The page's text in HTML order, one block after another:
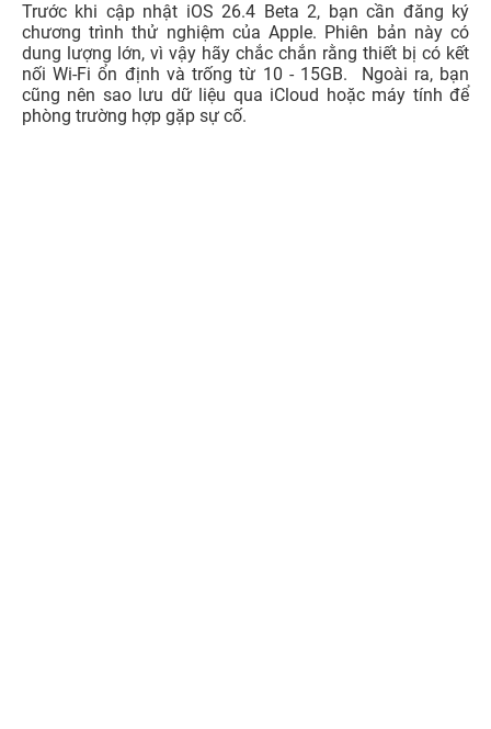
Trước khi cập nhật iOS 26.4 Beta 2, bạn cần đăng ký
chương trình thử nghiệm của Apple. Phiên bản này có
dung lượng lớn, vì vậy hãy chắc chắn rằng thiết bị có kết
nối Wi-Fi ổn định và trống từ 10 - 15GB. Ngoài ra, bạn
cũng nên sao lưu dữ liệu qua iCloud hoặc máy tính để
phòng trường hợp gặp sự cố.